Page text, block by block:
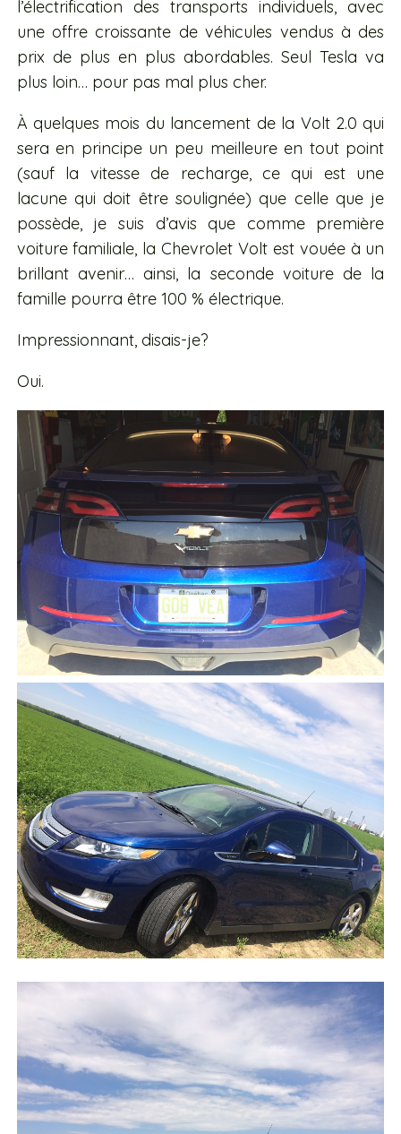
l’électrification des transports individuels, avec
une offre croissante de véhicules vendus à des
prix de plus en plus abordables. Seul Tesla va
plus loin… pour pas mal plus cher.
À quelques mois du lancement de la Volt 2.0 qui
sera en principe un peu meilleure en tout point
(sauf la vitesse de recharge, ce qui est une
lacune qui doit être soulignée) que celle que je
possède, je suis d’avis que comme première
voiture familiale, la Chevrolet Volt est vouée à un
brillant avenir… ainsi, la seconde voiture de la
famille pourra être 100 % électrique.
Impressionnant, disais-je?
Oui.